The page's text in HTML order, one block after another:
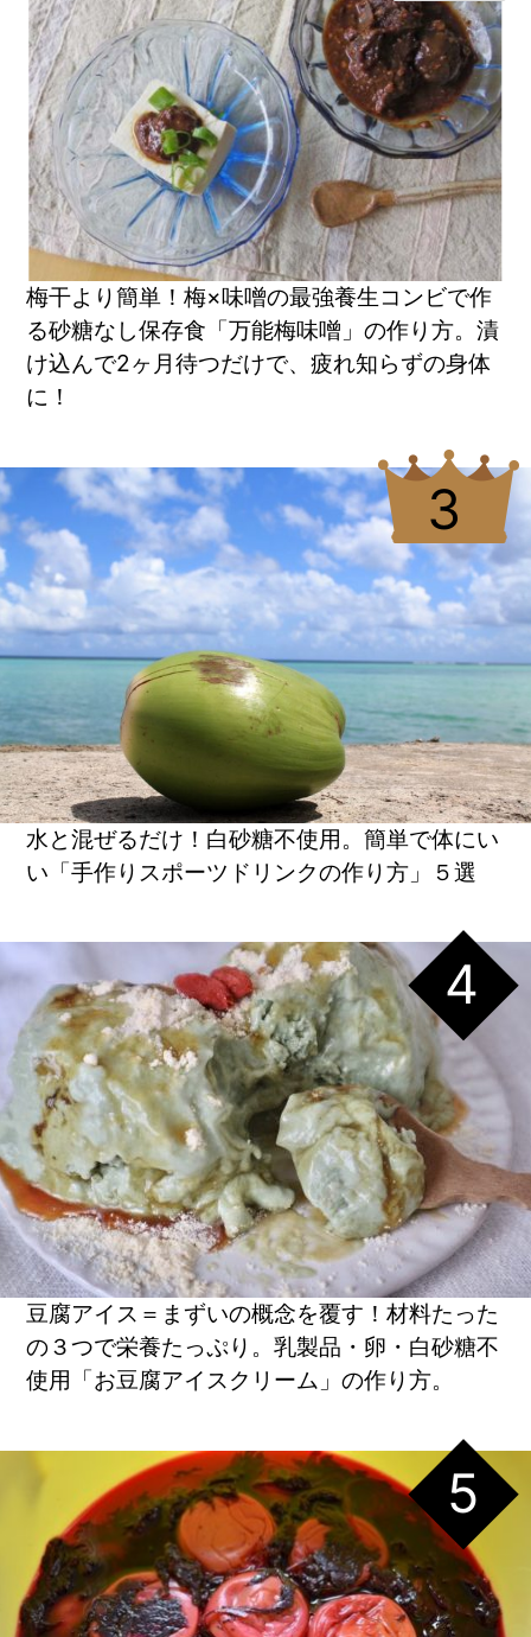
梅干より簡単！梅×味噌の最強養生コンビで作
る砂糖なし保存食「万能梅味噌」の作り方。漬
け込んで2ヶ月待つだけで、疲れ知らずの身体
に！
水と混ぜるだけ！白砂糖不使用。簡単で体にい
い「手作りスポーツドリンクの作り方」５選
豆腐アイス＝まずいの概念を覆す！材料たった
の３つで栄養たっぷり。乳製品・卵・白砂糖不
使用「お豆腐アイスクリーム」の作り方。